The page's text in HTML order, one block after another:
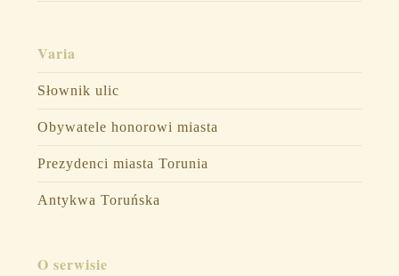
Varia
Słownik ulic
Obywatele honorowi miasta
Prezydenci miasta Torunia
Antykwa Toruńska
O serwisie